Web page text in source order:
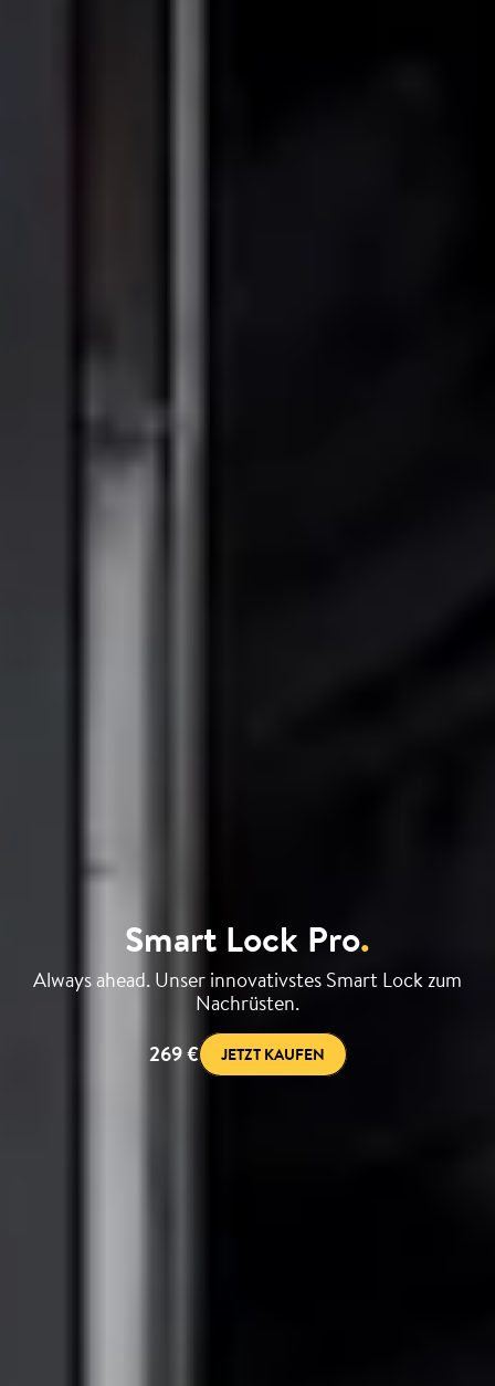
Smart Lock Pro.
Always ahead. Unser innovativstes Smart Lock zum
Nachrüsten.
269 €
JETZT KAUFEN